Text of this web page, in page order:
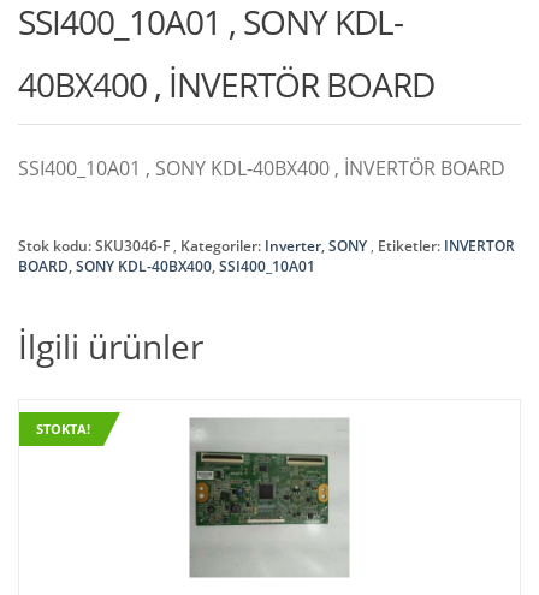
SSI400_10A01 , SONY KDL-
40BX400 , İNVERTÖR BOARD
SSI400_10A01 , SONY KDL-40BX400 , İNVERTÖR BOARD
Stok kodu:SKU3046-F Kategoriler: Inverter,SONY Etiketler: INVERTOR
BOARD,SONY KDL-40BX400,SSI400_10A01
İlgili ürünler
STOKTA!